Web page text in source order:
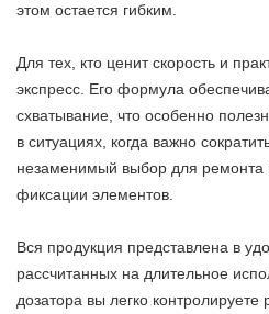
этом остается гибким.
Для тех, кто ценит скорость и
экспресс. Его формула
схватывание, что особенно
в ситуациях, когда важно
незаменимый выбор для ремонта
фиксации элементов.
Вся продукция представлена в
рассчитанных на длительное
дозатора вы легко контролируете